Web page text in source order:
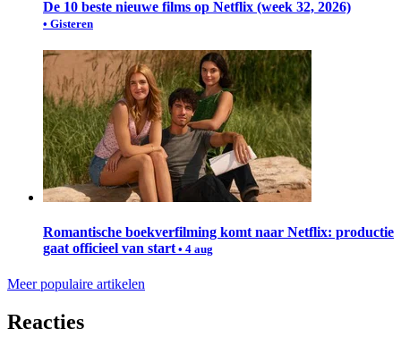
De 10 beste nieuwe films op Netflix (week 32, 2026)
• Gisteren
Romantische boekverfilming komt naar Netflix: productie
gaat officieel van start• 4 aug
Meer populaire artikelen
Reacties